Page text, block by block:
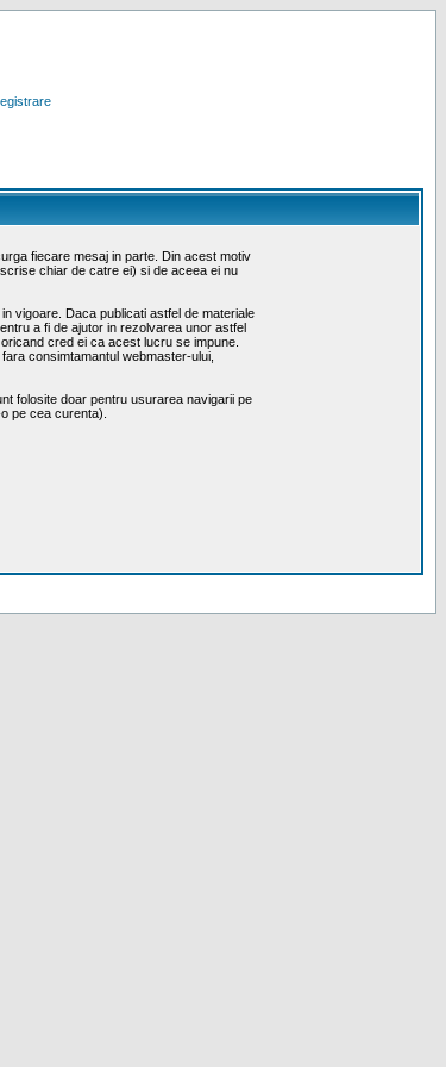
fiecare mesaj in parte. Din acest motiv
chiar de catre ei) si de aceea ei nu
vigoare. Daca publicati astfel de materiale
a fi de ajutor in rezolvarea unor astfel
cred ei ca acest lucru se impune.
consimtamantul webmaster-ului,
folosite doar pentru usurarea navigarii pe
pe cea curenta).